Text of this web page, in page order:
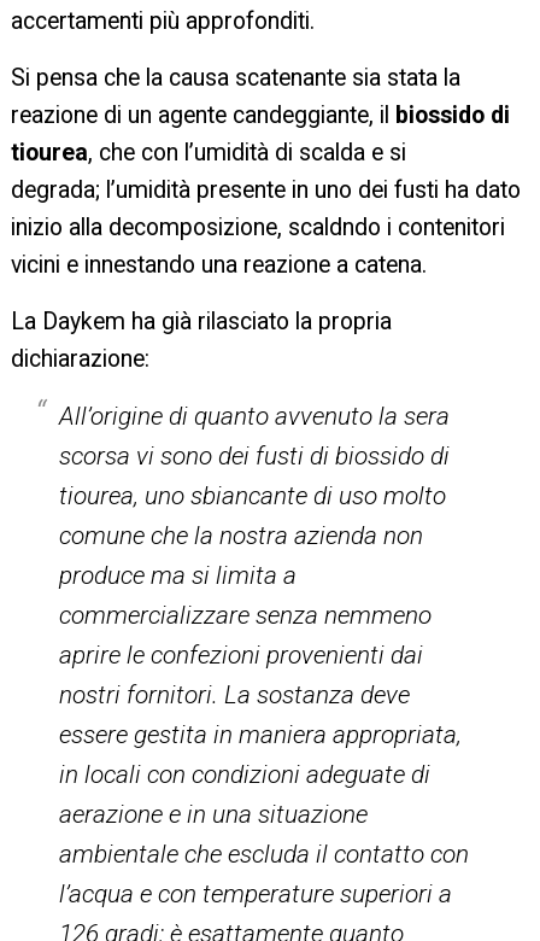
accertamenti più approfonditi.
Si pensa che la causa scatenante sia stata la
reazione di un agente candeggiante, il biossido di
tiourea, che con l’umidità di scalda e si
degrada; l’umidità presente in uno dei fusti ha dato
inizio alla decomposizione, scaldndo i contenitori
vicini e innestando una reazione a catena.
La Daykem ha già rilasciato la propria
dichiarazione:
All’origine di quanto avvenuto la sera
scorsa vi sono dei fusti di biossido di
tiourea, uno sbiancante di uso molto
comune che la nostra azienda non
produce ma si limita a
commercializzare senza nemmeno
aprire le confezioni provenienti dai
nostri fornitori. La sostanza deve
essere gestita in maniera appropriata,
in locali con condizioni adeguate di
aerazione e in una situazione
ambientale che escluda il contatto con
l’acqua e con temperature superiori a
126 gradi: è esattamente quanto